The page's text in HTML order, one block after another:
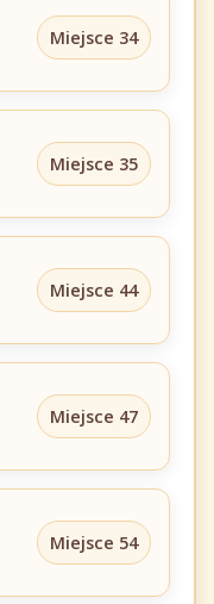
Miejsce 34
Miejsce 35
Miejsce 44
Miejsce 47
Miejsce 54